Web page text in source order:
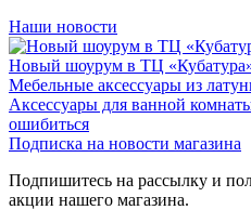
Наши новости
Новый шоурум в ТЦ
Мебельные аксессуары из
Аксессуары для ванной
ошибиться
Подписка на новости магазина
Подпишитесь на рассылку и
акции нашего магазина.